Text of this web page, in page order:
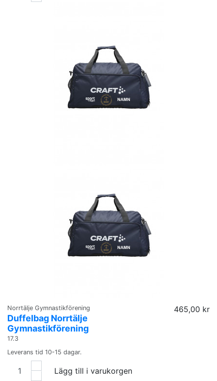
Norrtälje Gymnastikförening
Duffelbag Norrtälje
Gymnastikförening
17.3
465,00 kr
Leverans tid 10-15 dagar.
Lägg till i varukorgen